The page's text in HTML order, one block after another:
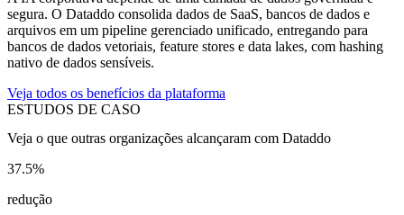
segura. O Dataddo consolida dados de SaaS, bancos de dados e
arquivos em um pipeline gerenciado unificado, entregando para
bancos de dados vetoriais, feature stores e data lakes, com hashing
nativo de dados sensíveis.
Veja todos os benefícios da plataforma
ESTUDOS DE CASO
Veja o que outras organizações alcançaram com Dataddo
37.5%
redução